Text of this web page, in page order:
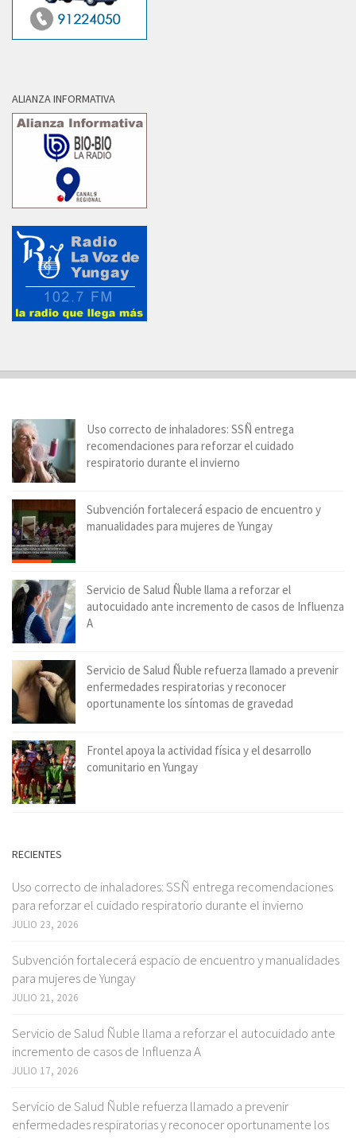
ALIANZA INFORMATIVA
Uso correcto de inhaladores: SSÑ entrega
recomendaciones para reforzar el cuidado
respiratorio durante el invierno
Subvención fortalecerá espacio de encuentro y
manualidades para mujeres de Yungay
Servicio de Salud Ñuble llama a reforzar el
autocuidado ante incremento de casos de Influenza
A
Servicio de Salud Ñuble refuerza llamado a prevenir
enfermedades respiratorias y reconocer
oportunamente los síntomas de gravedad
Frontel apoya la actividad física y el desarrollo
comunitario en Yungay
RECIENTES
Uso correcto de inhaladores: SSÑ entrega recomendaciones
para reforzar el cuidado respiratorio durante el invierno
JULIO 23, 2026
Subvención fortalecerá espacio de encuentro y manualidades
para mujeres de Yungay
JULIO 21, 2026
Servicio de Salud Ñuble llama a reforzar el autocuidado ante
incremento de casos de Influenza A
JULIO 17, 2026
Servicio de Salud Ñuble refuerza llamado a prevenir
enfermedades respiratorias y reconocer oportunamente los